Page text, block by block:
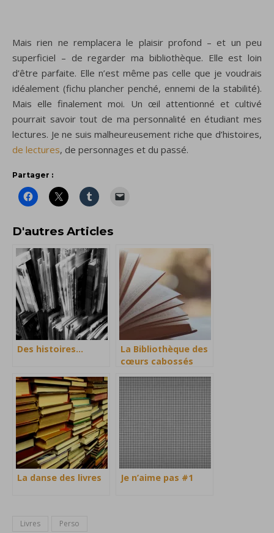
Mais rien ne remplacera le plaisir profond – et un peu
superficiel – de regarder ma bibliothèque. Elle est loin
d’être parfaite. Elle n’est même pas celle que je voudrais
idéalement (fichu plancher penché, ennemi de la stabilité).
Mais elle finalement moi. Un œil attentionné et cultivé
pourrait savoir tout de ma personnalité en étudiant mes
lectures. Je ne suis malheureusement riche que d’histoires,
de lectures, de personnages et du passé.
Partager :
D'autres Articles
Des histoires…
La Bibliothèque des
cœurs cabossés
La danse des livres Je n’aime pas #1
Livres Perso